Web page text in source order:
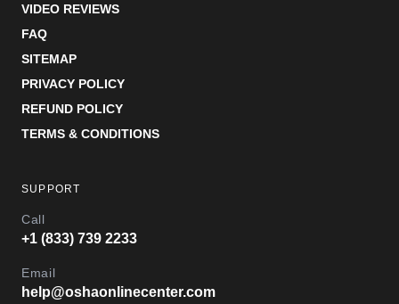
VIDEO REVIEWS
FAQ
SITEMAP
PRIVACY POLICY
REFUND POLICY
TERMS & CONDITIONS
SUPPORT
Call
+1 (833) 739 2233
Email
help@oshaonlinecenter.com